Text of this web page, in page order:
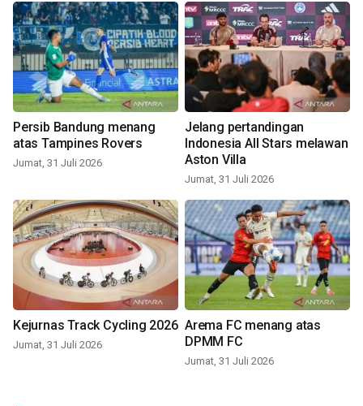
Persib Bandung menang
atas Tampines Rovers
Jumat, 31 Juli 2026
Jelang pertandingan
Indonesia All Stars melawan
Aston Villa
Jumat, 31 Juli 2026
Kejurnas Track Cycling 2026
Jumat, 31 Juli 2026
Arema FC menang atas
DPMM FC
Jumat, 31 Juli 2026